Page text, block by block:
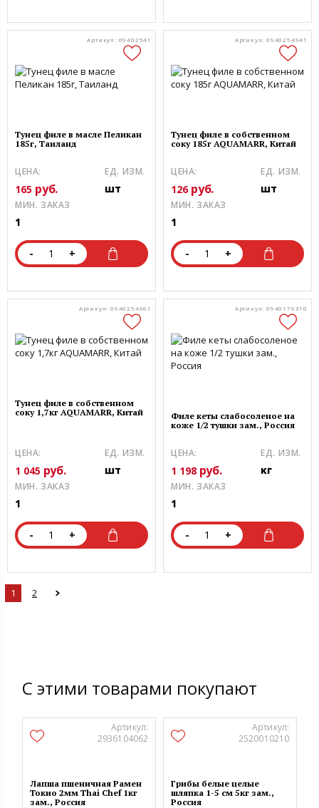
Артикул: 09402541
Тунец филе в масле Пеликан
185г, Таиланд
ЦЕНА:
165 руб. шт
ЕД. ИЗМ.
1
МИН. ЗАКАЗ
- +
Артикул: 0940254941
Тунец филе в собственном
соку 185г AQUAMARR, Китай
ЦЕНА:
126 руб. шт
ЕД. ИЗМ.
1
МИН. ЗАКАЗ
- +
Артикул: 0940254661
Тунец филе в собственном
соку 1,7кг AQUAMARR, Китай
ЦЕНА:
1 045 руб. шт
ЕД. ИЗМ.
1
МИН. ЗАКАЗ
- +
Артикул: 0940176310
Филе кеты слабосоленое на
коже 1/2 тушки зам., Россия
ЦЕНА:
1 198 руб. кг
ЕД. ИЗМ.
1
МИН. ЗАКАЗ
- +
1 2
С этими товарами покупают
Артикул:
2936104062
Лапша пшеничная Рамен
Токио 2мм Thai Chef 1кг
зам., Россия
Артикул:
2520010210
Грибы белые целые
шляпка 1-5 см 5кг зам.,
Россия